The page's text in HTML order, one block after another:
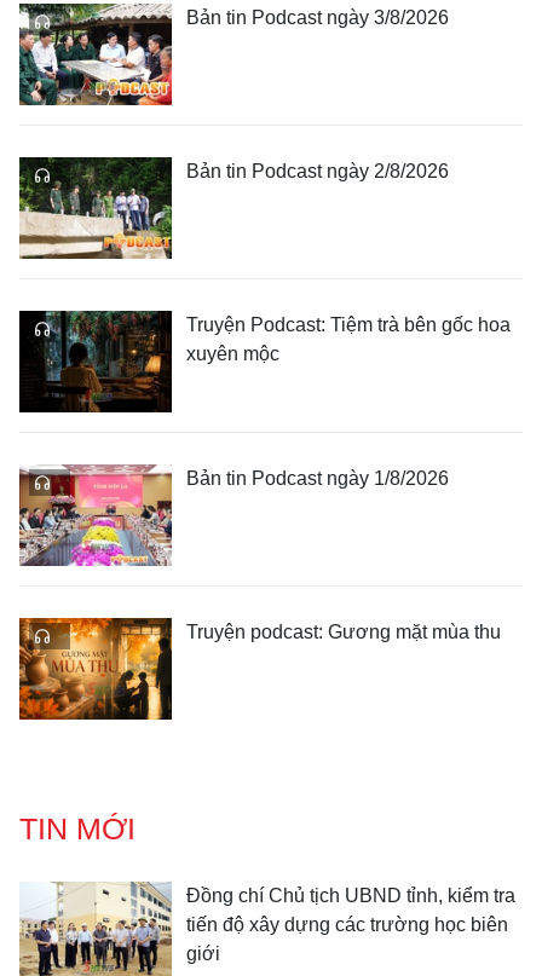
Bản tin Podcast ngày 3/8/2026
Bản tin Podcast ngày 2/8/2026
Truyện Podcast: Tiệm trà bên gốc hoa
xuyên mộc
Bản tin Podcast ngày 1/8/2026
Truyện podcast: Gương mặt mùa thu
TIN MỚI
Đồng chí Chủ tịch UBND tỉnh, kiểm tra
tiến độ xây dựng các trường học biên
giới